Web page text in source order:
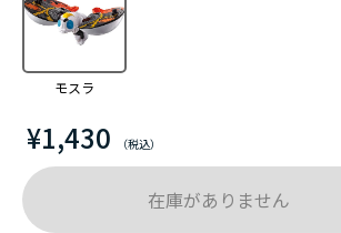
¥1,430
モスラ
在庫がありません